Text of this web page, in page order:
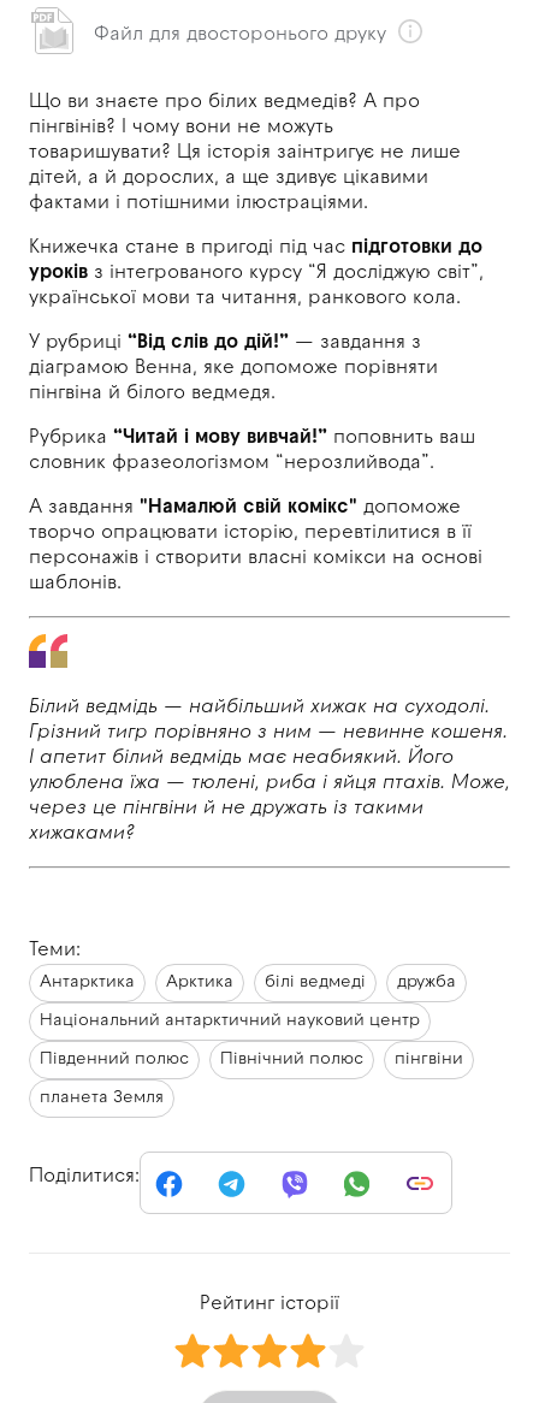
Файл для двосторонього друку
Що ви знаєте про білих ведмедів? А про
пінгвінів? І чому вони не можуть
товаришувати? Ця історія заінтригує не лише
дітей, а й дорослих, а ще здивує цікавими
фактами і потішними ілюстраціями.
Книжечка стане в пригоді під час підготовки до
уроків з інтегрованого курсу “Я досліджую світ”,
української мови та читання, ранкового кола.
У рубриці “Від слів до дій!” — завдання з
діаграмою Венна, яке допоможе порівняти
пінгвіна й білого ведмедя.
Рубрика “Читай і мову вивчай!” поповнить ваш
словник фразеологізмом “нерозлийвода”.
А завдання "Намалюй свій комікс" допоможе
творчо опрацювати історію, перевтілитися в її
персонажів і створити власні комікси на основі
шаблонів.
Білий ведмідь — найбільший хижак на суходолі.
Грізний тигр порівняно з ним — невинне кошеня.
І апетит білий ведмідь має неабиякий. Його
улюблена їжа — тюлені, риба і яйця птахів. Може,
через це пінгвіни й не дружать із такими
хижаками?
Теми:
Антарктика Арктика білі ведмеді дружба
Національний антарктичний науковий центр
Південний полюс Північний полюс пінгвіни
планета Земля
Поділитися:
Рейтинг історії